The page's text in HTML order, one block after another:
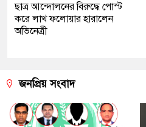
ছাত্র আন্দোলনের বিরুদ্ধে পোস্ট
করে লাখ ফলোয়ার হারালেন
অভিনেত্রী
জনপ্রিয় সংবাদ